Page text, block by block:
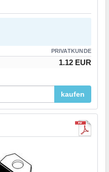
PRIVATKUNDE
1.12 EUR
kaufen